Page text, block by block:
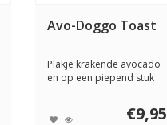
Avo-Doggo Toast
Plakje krakende avocado
en op een piepend stuk
€9,95